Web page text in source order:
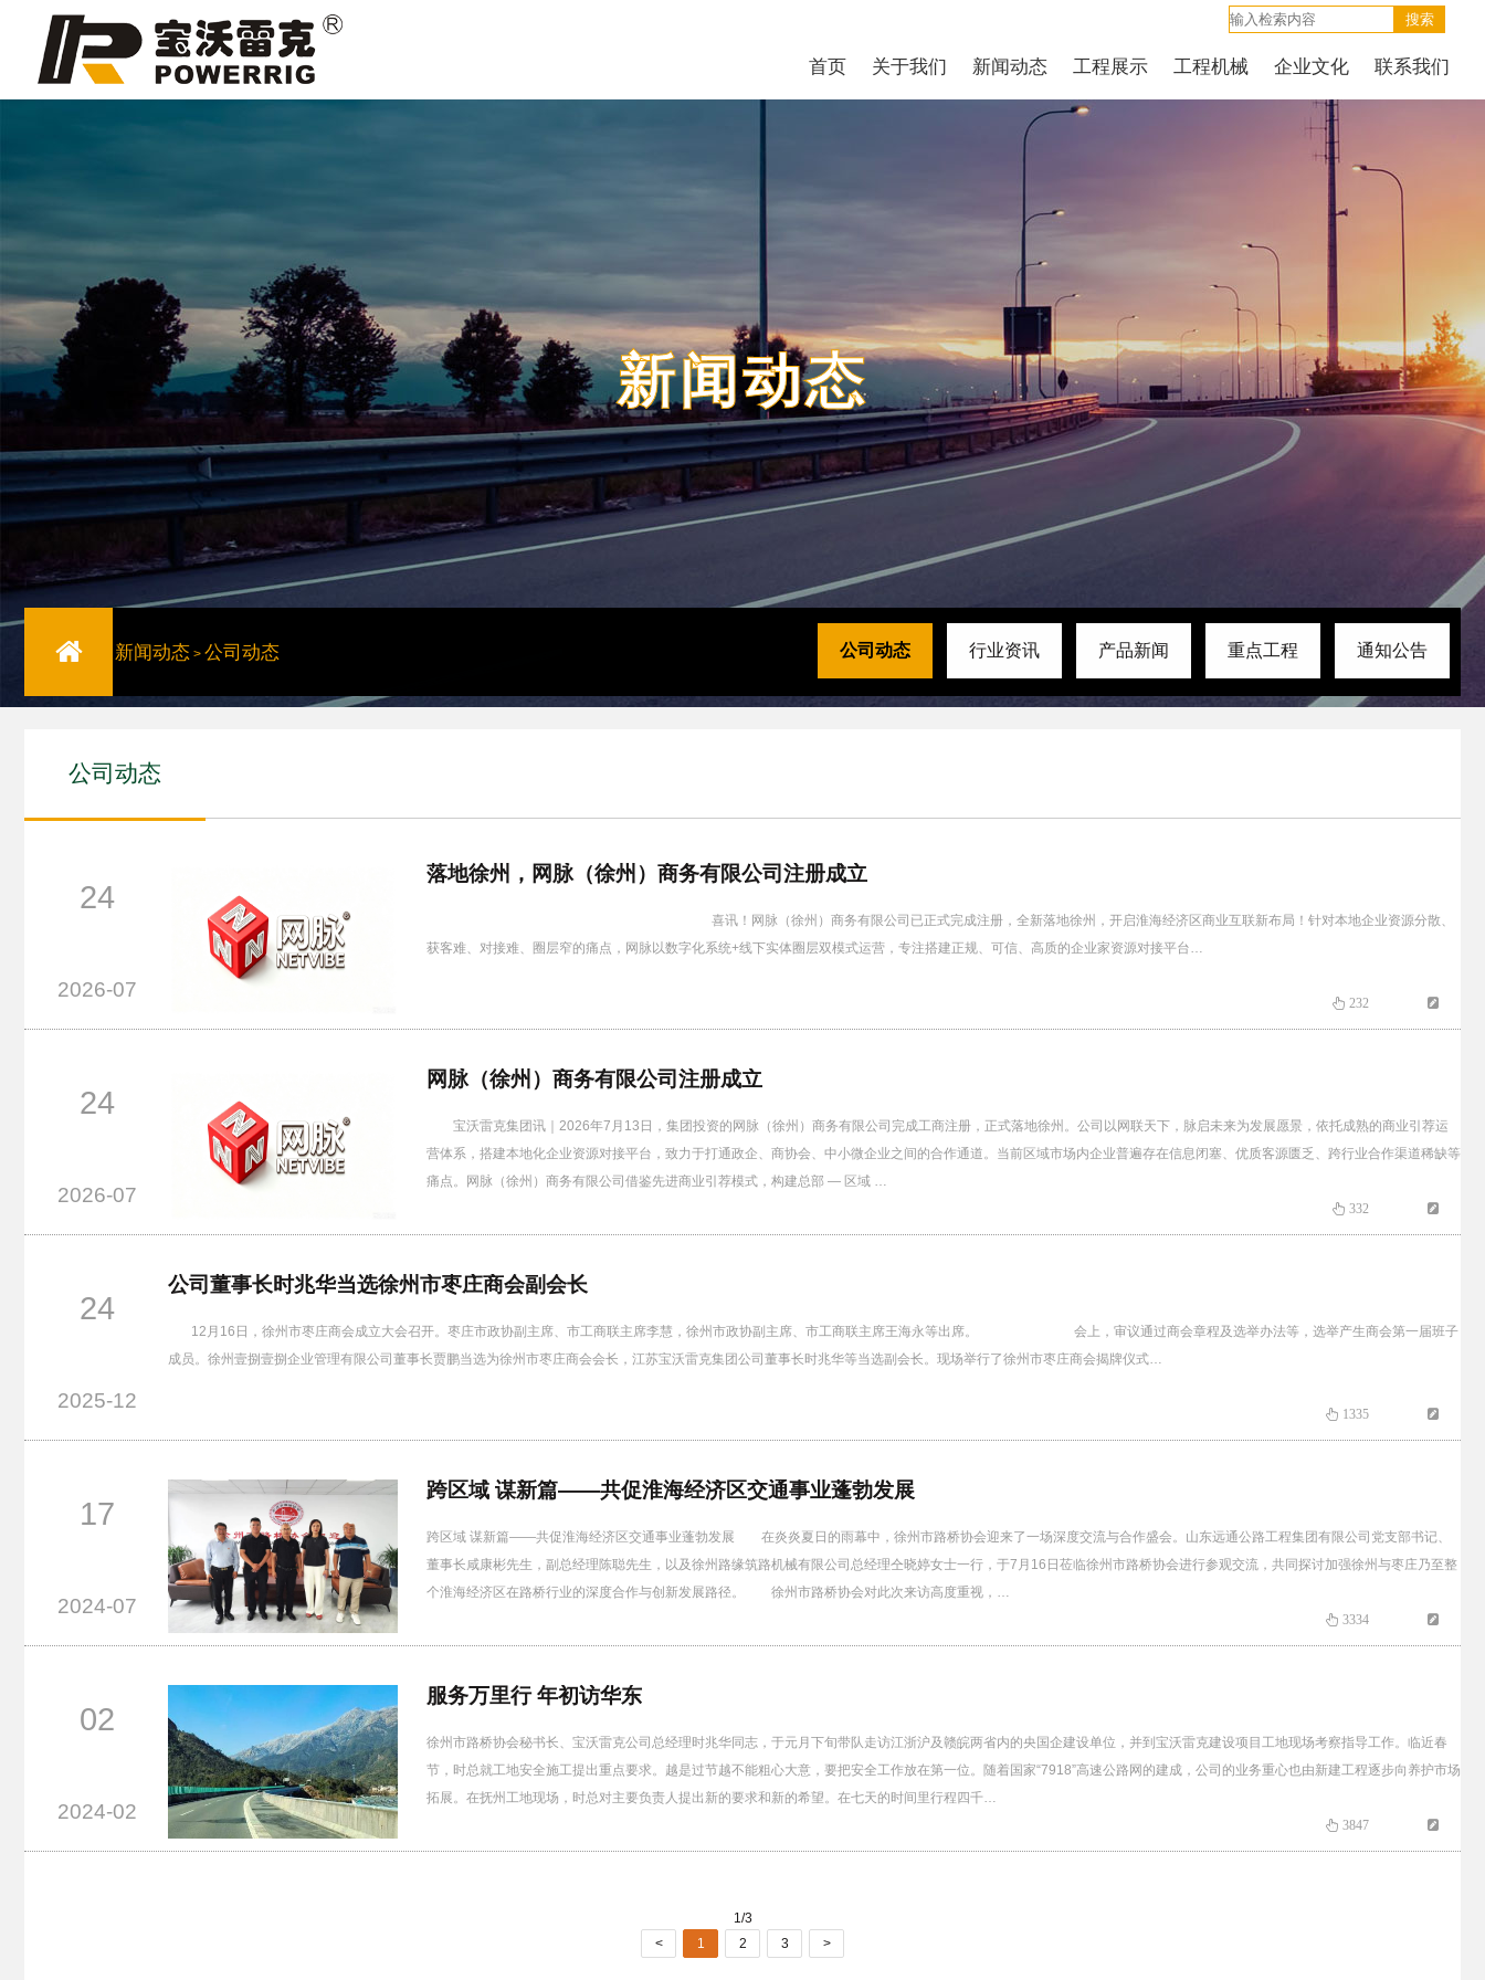
首页 关于我们 新闻动态 工程展示 工程机械 企业文化 联系我们
新闻动态
新闻动态 > 公司动态 公司动态 行业资讯 产品新闻 重点工程 通知公告
公司动态
24
2026-07
落地徐州，网脉（徐州）商务有限公司注册成立
喜讯！网脉（徐州）商务有限公司已正式完成注册，全新落地徐州，开启淮海经济区商业互联新布局！针对本地企业资源分散、
获客难、对接难、圈层窄的痛点，网脉以数字化系统+线下实体圈层双模式运营，专注搭建正规、可信、高质的企业家资源对接平台…
232
24
2026-07
网脉（徐州）商务有限公司注册成立
宝沃雷克集团讯｜2026年7月13日，集团投资的网脉（徐州）商务有限公司完成工商注册，正式落地徐州。公司以网联天下，脉启未来为发展愿景，依托成熟的商业引荐运
营体系，搭建本地化企业资源对接平台，致力于打通政企、商协会、中小微企业之间的合作通道。当前区域市场内企业普遍存在信息闭塞、优质客源匮乏、跨行业合作渠道稀缺等
痛点。网脉（徐州）商务有限公司借鉴先进商业引荐模式，构建总部 — 区域 …
332
24
2025-12
公司董事长时兆华当选徐州市枣庄商会副会长
12月16日，徐州市枣庄商会成立大会召开。枣庄市政协副主席、市工商联主席李慧，徐州市政协副主席、市工商联主席王海永等出席。 会上，审议通过商会章程及选举办法等，选举产生商会第一届班子
成员。徐州壹捌壹捌企业管理有限公司董事长贾鹏当选为徐州市枣庄商会会长，江苏宝沃雷克集团公司董事长时兆华等当选副会长。现场举行了徐州市枣庄商会揭牌仪式…
1335
17
2024-07
跨区域 谋新篇——共促淮海经济区交通事业蓬勃发展
跨区域 谋新篇——共促淮海经济区交通事业蓬勃发展 在炎炎夏日的雨幕中，徐州市路桥协会迎来了一场深度交流与合作盛会。山东远通公路工程集团有限公司党支部书记、
董事长咸康彬先生，副总经理陈聪先生，以及徐州路缘筑路机械有限公司总经理仝晓婷女士一行，于7月16日莅临徐州市路桥协会进行参观交流，共同探讨加强徐州与枣庄乃至整
个淮海经济区在路桥行业的深度合作与创新发展路径。 徐州市路桥协会对此次来访高度重视，…
3334
02
2024-02
服务万里行 年初访华东
徐州市路桥协会秘书长、宝沃雷克公司总经理时兆华同志，于元月下旬带队走访江浙沪及赣皖两省内的央国企建设单位，并到宝沃雷克建设项目工地现场考察指导工作。临近春
节，时总就工地安全施工提出重点要求。越是过节越不能粗心大意，要把安全工作放在第一位。随着国家“7918”高速公路网的建成，公司的业务重心也由新建工程逐步向养护市场
拓展。在抚州工地现场，时总对主要负责人提出新的要求和新的希望。在七天的时间里行程四千…
3847
1/3
<
1 2 3 >